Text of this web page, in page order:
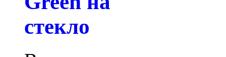
стекло